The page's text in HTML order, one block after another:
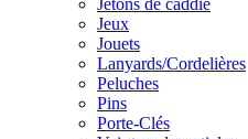
Jetons de caddie
Jeux
Jouets
Lanyards/Cordelières
Peluches
Pins
Porte-Clés